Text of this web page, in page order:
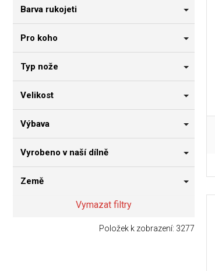
Barva rukojeti
Pro koho
Typ nože
Velikost
Výbava
Vyrobeno v naší dílně
Země
Vymazat filtry
Položek k zobrazení: 3277